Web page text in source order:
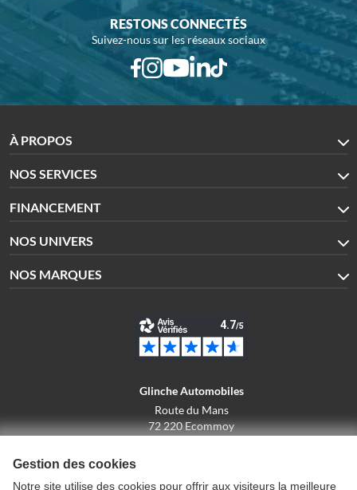
RESTONS CONNECTÉS
Suivez-nous sur les réseaux sociaux
À PROPOS
NOS SERVICES
FINANCEMENT
NOS UNIVERS
NOS MARQUES
Glinche Automobiles
Route du Mans
72 220 Ecommoy
Gestion des cookies
Notre site utilise des cookies pour offrir aux visiteurs la meilleure